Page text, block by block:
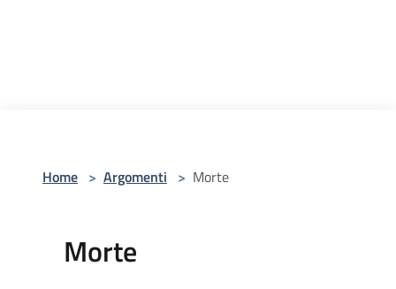
Home > Argomenti > Morte
Morte